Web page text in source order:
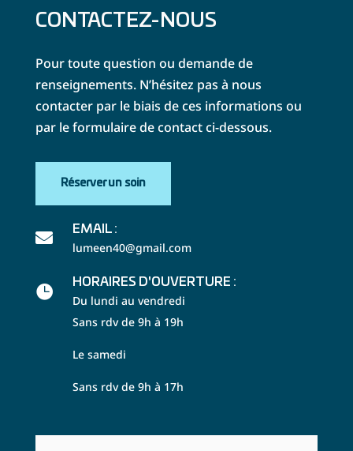
CONTACTEZ-NOUS
Pour toute question ou demande de
renseignements. N’hésitez pas à nous
contacter par le biais de ces informations ou
par le formulaire de contact ci-dessous.
Réserver un soin
 EMAIL :
lumeen40@gmail.com
 HORAIRES D'OUVERTURE :
Du lundi au vendredi
Sans rdv de 9h à 19h
Le samedi
Sans rdv de 9h à 17h